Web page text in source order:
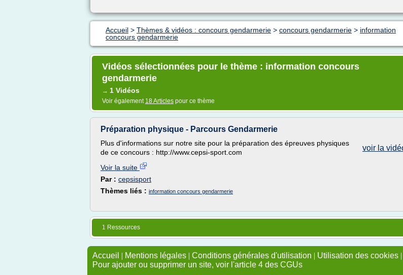
Accueil > Thèmes & vidéos : concours gendarmerie > concours gendarmerie > information
concours gendarmerie
Vidéos sélectionnées pour le thème : information concours
gendarmerie
→ 1 Vidéos
Voir également 18 Articles pour ce thème
Préparation physique - Parcours Gendarmerie
voir la
Plus d'informations sur notre site pour la préparation des épreuves physiques
de ce concours : http://www.cepsi-sport.com
Voir la suite
Par : cepsisport
Thèmes liés : information concours gendarmerie
1 Ressources
Accueil | Mentions légales | Conditions générales d'utilisation | Utilisation des cookies |
Pour ajouter ou supprimer un site, voir l'article 4 des CGUs